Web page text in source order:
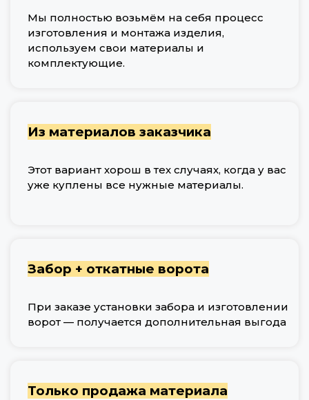
Мы полностью возьмём на себя процесс
изготовления и монтажа изделия,
используем свои материалы и
комплектующие.
Из материалов заказчика
Этот вариант хорош в тех случаях, когда у вас
уже куплены все нужные материалы.
Забор + откатные ворота
При заказе установки забора и изготовлении
ворот — получается дополнительная выгода
Только продажа материала